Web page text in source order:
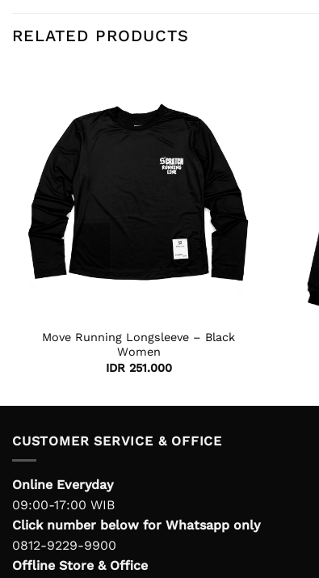
RELATED PRODUCTS
Move Running Longsleeve – Black
Women
IDR251.000
CUSTOMER SERVICE & OFFICE
Online Everyday
09:00-17:00 WIB
Click number below for Whatsapp only
0812-9229-9900
Offline Store & Office